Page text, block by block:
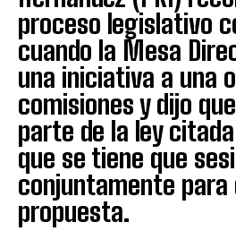
proceso legislativo
cuando la Mesa
una iniciativa a una
comisiones y dijo
parte de la ley
que se tiene que
conjuntamente
propuesta.